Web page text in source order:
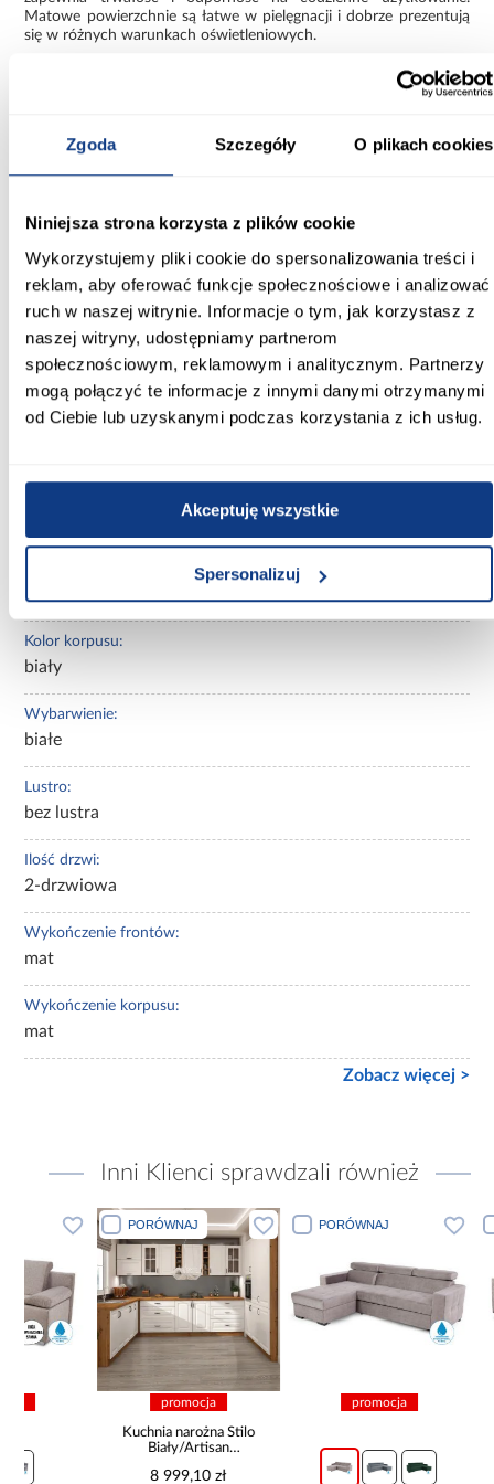
Zgoda Szczegóły O plikach cookies
Niniejsza strona korzysta z plików cookie
Wykorzystujemy pliki cookie do spersonalizowania treści i
reklam, aby oferować funkcje społecznościowe i analizować
ruch w naszej witrynie. Informacje o tym, jak korzystasz z
naszej witryny, udostępniamy partnerom
społecznościowym, reklamowym i analitycznym. Partnerzy
mogą połączyć te informacje z innymi danymi otrzymanymi
od Ciebie lub uzyskanymi podczas korzystania z ich usług.
Akceptuję wszystkie
Spersonalizuj
Matowe powierzchnie są łatwe w pielęgnacji i dobrze prezentują
się w różnych warunkach oświetleniowych.
Połączenie bieli i czerni nadaje meblowi elegancki, ponadczasowy
Funkcjonalna szafa Como 2-110
Szafa Como 2-110 biały/czarny to kompaktowe i praktyczne
sprawiają, że jest wygodnym i stylowym elementem wyposażenia.
Informacje Transport Informacje o
Szerokość [cm]:
110.00
Głębokość [cm]:
Kolor korpusu:
biały
Wybarwienie:
białe
Lustro:
bez lustra
Ilość drzwi:
2-drzwiowa
Wykończenie frontów:
mat
Wykończenie korpusu:
mat
Zobacz więcej >
Inni Klienci sprawdzali również
PORÓWNAJ
Kuchnia narożna Stilo
Biały/Artisan
8 999,10 zł
PORÓWNAJ